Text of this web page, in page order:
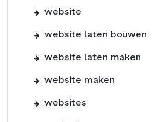
website
website laten bouwen
website laten maken
website maken
websites